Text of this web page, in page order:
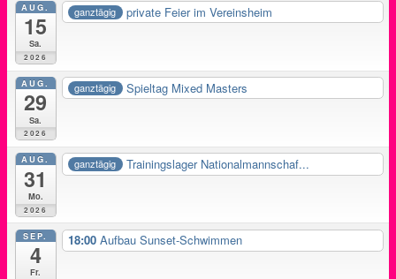
AUG.
15
Sa.
2026
ganztägig private Feier im Vereinsheim
AUG.
29
Sa.
2026
ganztägig Spieltag Mixed Masters
AUG.
31
Mo.
2026
ganztägig Trainingslager Nationalmannschaf...
SEP.
4
Fr.
18:00 Aufbau Sunset-Schwimmen